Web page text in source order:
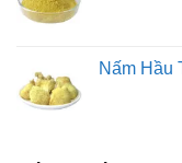
Nấm Hầu